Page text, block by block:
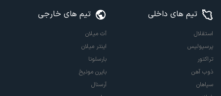
تیم های داخلی
استقلال
پرسپولیس
تراکتور
ذوب آهن
سپاهان
تیم های خارجی
آث میلان
اینتر میلان
بارسلونا
بایرن مونیخ
آرسنال